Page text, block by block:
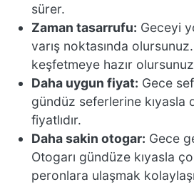
sürer.
Zaman tasarrufu: Geceyi
varış noktasında
keşfetmeye hazır
Daha uygun fiyat: Gece
gündüz seferlerine kıyasla
fiyatlıdır.
Daha sakin otogar: Gece
Otogarı gündüze kıyasla
peronlara ulaşmak